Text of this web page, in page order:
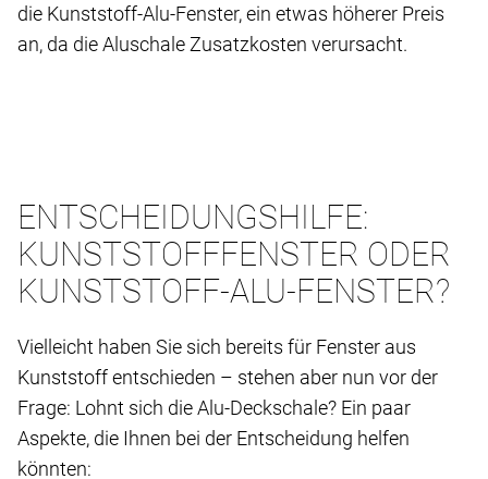
die Kunststoff-Alu-Fenster, ein etwas höherer Preis
an, da die Aluschale Zusatzkosten verursacht.
ENTSCHEIDUNGSHILFE:
KUNSTSTOFFFENSTER ODER
KUNSTSTOFF-ALU-FENSTER?
Vielleicht haben Sie sich bereits für Fenster aus
Kunststoff entschieden – stehen aber nun vor der
Frage: Lohnt sich die Alu-Deckschale? Ein paar
Aspekte, die Ihnen bei der Entscheidung helfen
könnten: